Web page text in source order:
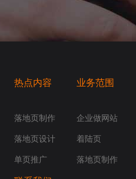
热点内容
落地页制作
落地页设计
单页推广
业务范围
企业做网站
着陆页
落地页制作